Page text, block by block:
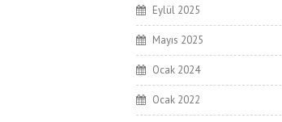
Eylül 2025
Mayıs 2025
Ocak 2024
Ocak 2022